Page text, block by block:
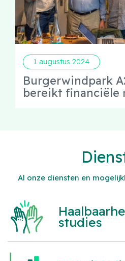
1 augustus 2024
Burgerwindpark
bereikt financiële
Al onze diensten en
studies